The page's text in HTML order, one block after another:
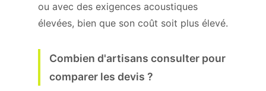
ou avec des exigences acoustiques
élevées, bien que son coût soit plus élevé.
Combien d'artisans consulter pour
comparer les devis ?